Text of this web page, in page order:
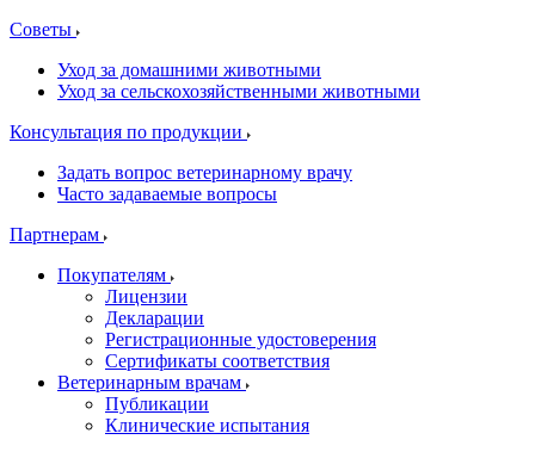
Советы
Уход за домашними животными
Уход за сельскохозяйственными животными
Консультация по продукции
Задать вопрос ветеринарному врачу
Часто задаваемые вопросы
Партнерам
Покупателям
Лицензии
Декларации
Регистрационные удостоверения
Сертификаты соответствия
Ветеринарным врачам
Публикации
Клинические испытания